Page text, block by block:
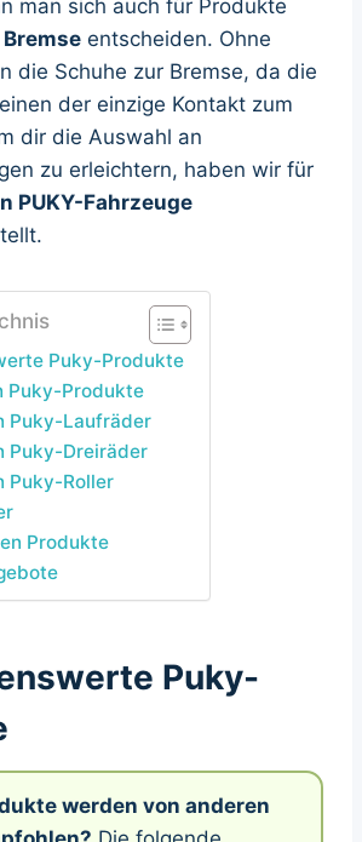
man sich auch für Produkte
entscheiden. Ohne
die Schuhe zur Bremse, da die
der einzige Kontakt zum
dir die Auswahl an
zu erleichtern, haben wir für
PUKY-Fahrzeuge
Puky-Produkte
Puky-Produkte
Puky-Laufräder
Puky-Dreiräder
Puky-Roller
Produkte
Puky-
werden von anderen